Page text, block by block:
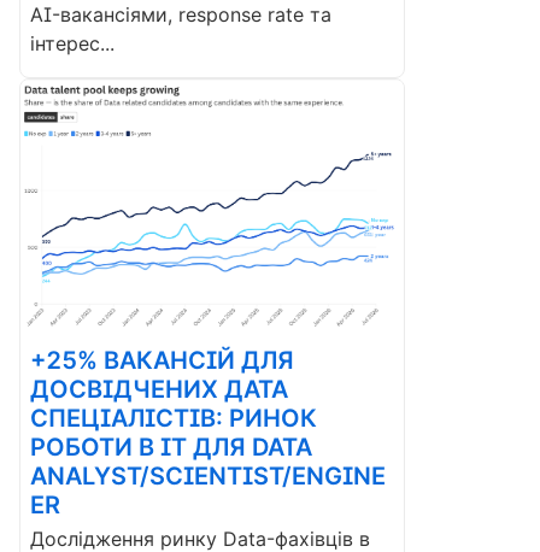
AI-вакансіями, response rate та
інтерес...
+25% ВАКАНСІЙ ДЛЯ
ДОСВІДЧЕНИХ ДАТА
СПЕЦІАЛІСТІВ: РИНОК
РОБОТИ В ІТ ДЛЯ DATA
ANALYST/SCIENTIST/ENGINE
ER
Дослідження ринку Data-фахівців в